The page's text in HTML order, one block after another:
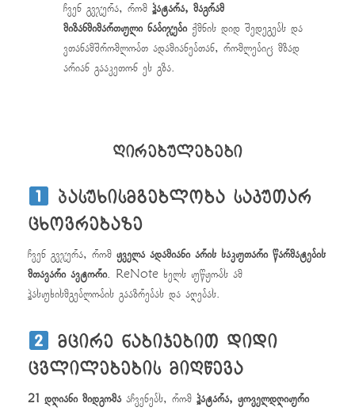
ჩვენ გვჯერა, რომ პატარა, მაგრამ
მიზანმიმართული ნაბიჯებიქმნის დიდ შედეგებს და
ვთანამშრომლობთ ადამიანებთან, რომლებიც მზად
არიან გააკეთონ ეს გზა.
ღირებულებები
პასუხისმგებლობა საკუთარ
ცხოვრებაზე
ჩვენ გვჯერა, რომ ყველა ადამიანი არის საკუთარი წარმატების
მთავარი ავტორი. ReNote ხელს უწყობს ამ
პასუხისმგებლობის გააზრებას და აღებას.
მცირე ნაბიჯებით დიდი
ცვლილებების მიღწევა
21 დღიანი მიდგომა აჩვენებს, რომ პატარა, ყოველდღიური